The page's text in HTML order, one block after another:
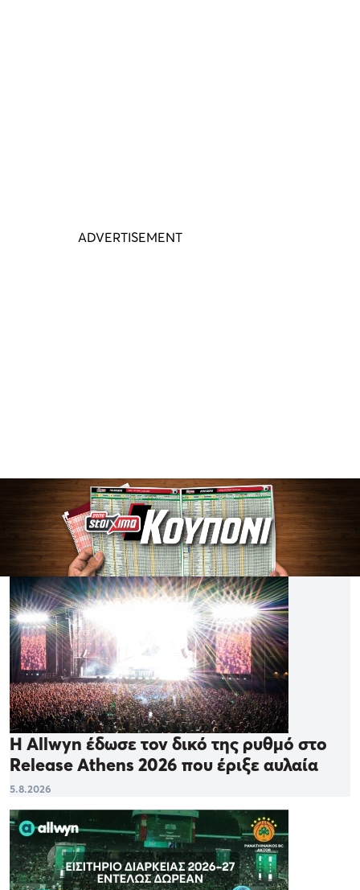
Η Allwyn έδωσε τον δικό της ρυθμό στο
Release Athens 2026 που έριξε αυλαία
5.8.2026